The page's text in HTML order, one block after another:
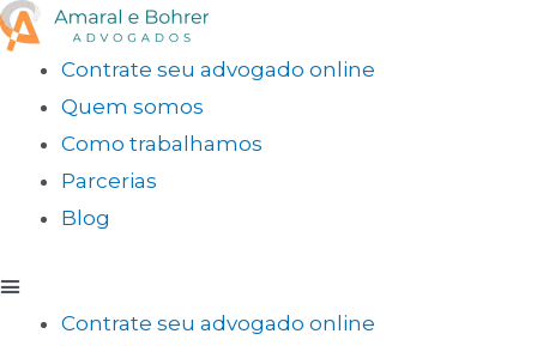
Contrate seu advogado online
Quem somos
Como trabalhamos
Parcerias
Blog
Contrate seu advogado online